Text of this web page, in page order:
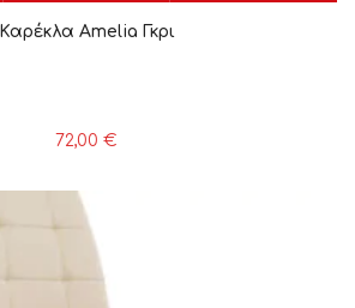
Καρέκλα Amelia Γκρι
72,00 €